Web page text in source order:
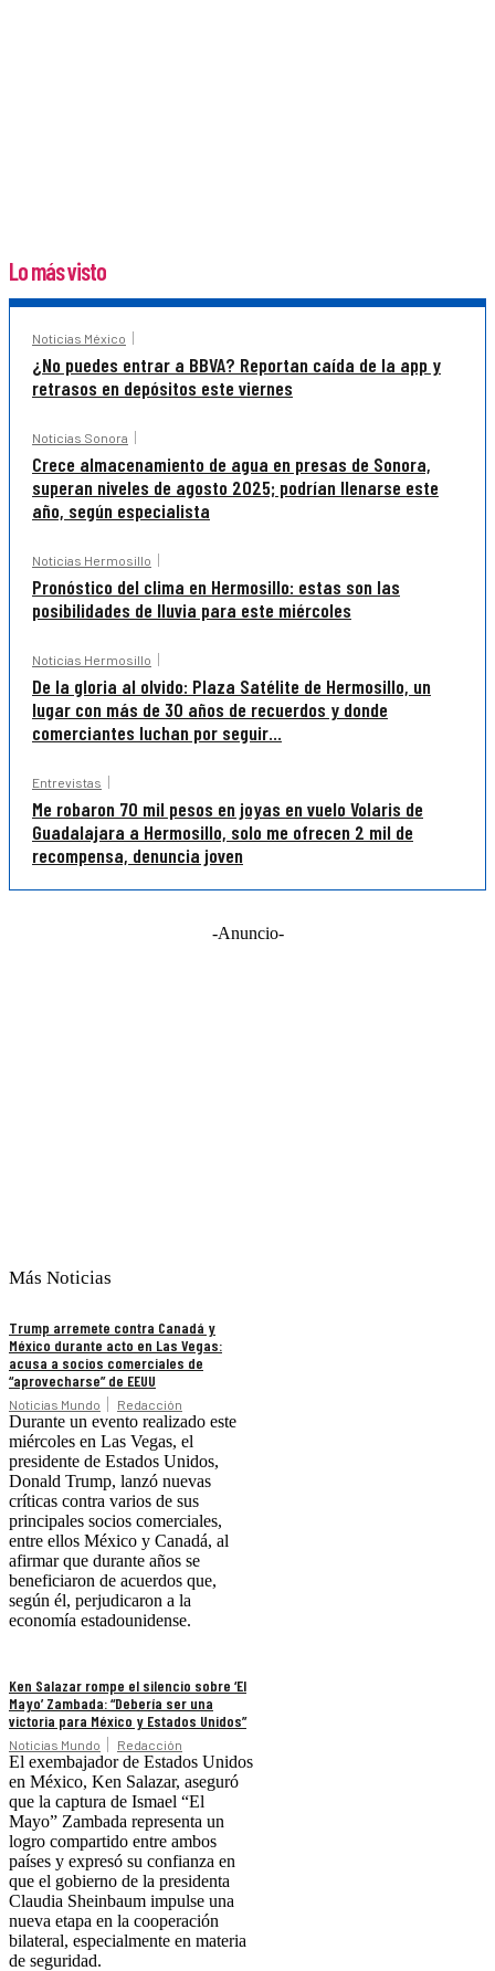
Lo más visto
Noticias México
¿No puedes entrar a BBVA? Reportan caída de la app y
retrasos en depósitos este viernes
Noticias Sonora
Crece almacenamiento de agua en presas de Sonora,
superan niveles de agosto 2025; podrían llenarse este
año, según especialista
Noticias Hermosillo
Pronóstico del clima en Hermosillo: estas son las
posibilidades de lluvia para este miércoles
Noticias Hermosillo
De la gloria al olvido: Plaza Satélite de Hermosillo, un
lugar con más de 30 años de recuerdos y donde
comerciantes luchan por seguir...
Entrevistas
Me robaron 70 mil pesos en joyas en vuelo Volaris de
Guadalajara a Hermosillo, solo me ofrecen 2 mil de
recompensa, denuncia joven
-Anuncio-
Más Noticias
Trump arremete contra Canadá y
México durante acto en Las Vegas:
acusa a socios comerciales de
“aprovecharse” de EEUU
Noticias Mundo Redacción
Durante un evento realizado este
miércoles en Las Vegas, el
presidente de Estados Unidos,
Donald Trump, lanzó nuevas
críticas contra varios de sus
principales socios comerciales,
entre ellos México y Canadá, al
afirmar que durante años se
beneficiaron de acuerdos que,
según él, perjudicaron a la
economía estadounidense.
Ken Salazar rompe el silencio sobre ‘El
Mayo’ Zambada: “Debería ser una
victoria para México y Estados Unidos”
Noticias Mundo Redacción
El exembajador de Estados Unidos
en México, Ken Salazar, aseguró
que la captura de Ismael “El
Mayo” Zambada representa un
logro compartido entre ambos
países y expresó su confianza en
que el gobierno de la presidenta
Claudia Sheinbaum impulse una
nueva etapa en la cooperación
bilateral, especialmente en materia
de seguridad.